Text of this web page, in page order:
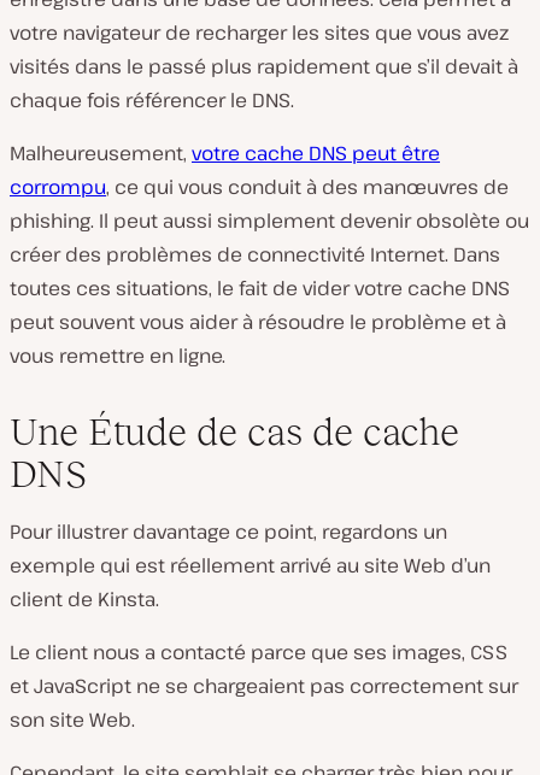
votre navigateur de recharger les sites que vous avez
visités dans le passé plus rapidement que s’il devait à
chaque fois référencer le DNS.
Malheureusement, votre cache DNS peut être
corrompu, ce qui vous conduit à des manœuvres de
phishing. Il peut aussi simplement devenir obsolète ou
créer des problèmes de connectivité Internet. Dans
toutes ces situations, le fait de vider votre cache DNS
peut souvent vous aider à résoudre le problème et à
vous remettre en ligne.
Une Étude de cas de cache
DNS
Pour illustrer davantage ce point, regardons un
exemple qui est réellement arrivé au site Web d’un
client de Kinsta.
Le client nous a contacté parce que ses images, CSS
et JavaScript ne se chargeaient pas correctement sur
son site Web.